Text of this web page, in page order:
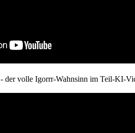
- der volle Igorrr-Wahnsinn im Teil-KI-